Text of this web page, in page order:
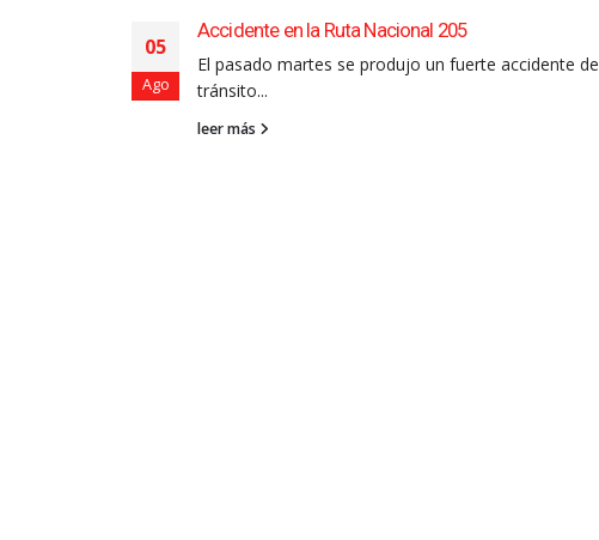
05
Ago
Accidente en la Ruta Nacional 205
El pasado martes se produjo un fuerte accidente de
tránsito...
leer más